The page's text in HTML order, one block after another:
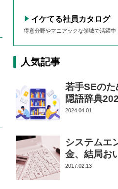
イケてる社員カタログ
得意分野やマニアックな領域で活躍中
人気記事
若手SEのた
隠語辞典
2024.04.01
システムエ
金、結局お
2017.02.13